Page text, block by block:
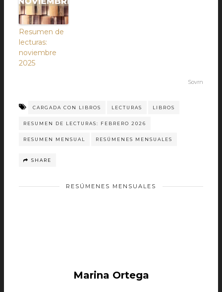
Resumen de
lecturas:
noviembre
2025
Sovrn
CARGADA CON LIBROS LECTURAS LIBROS
RESUMEN DE LECTURAS: FEBRERO 2026
RESUMEN MENSUAL RESÚMENES MENSUALES
SHARE
RESÚMENES MENSUALES
Marina Ortega